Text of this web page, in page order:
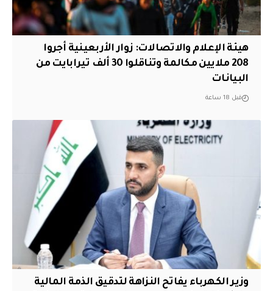
هيئة الإعلام والاتصالات: زوار الأربعينية أجروا
208 ملايين مكالمة وتناقلوا 30 ألف تيرابايت من
البيانات
قبل 18 ساعة
وزير الكهرباء يفاتح النزاهة لتدقيق الذمة المالية